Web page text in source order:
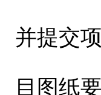
并提交
目图纸